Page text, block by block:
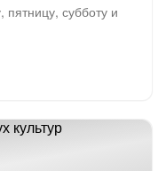
пятницу, субботу и